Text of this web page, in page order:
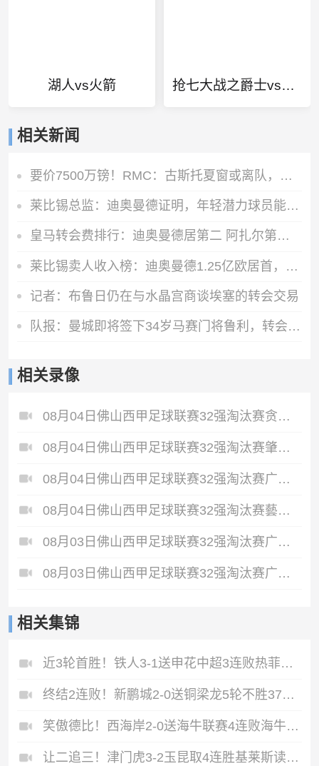
湖人vs火箭 抢七大战之爵士vs掘金
相关新闻
要价7500万镑！RMC：古斯托夏窗或离队，曼城不愿满足切尔西要价
莱比锡总监：迪奥曼德证明，年轻潜力球员能在我们这得到巨大提升
皇马转会费排行：迪奥曼德居第二 阿扎尔第三 C罗第五 齐达内第七
莱比锡卖人收入榜：迪奥曼德1.25亿欧居首，舍什科索博奥尔莫在列
记者：布鲁日仍在与水晶宫商谈埃塞的转会交易
队报：曼城即将签下34岁马赛门将鲁利，转会费350万欧元
相关录像
08月04日佛山西甲足球联赛32强淘汰赛贪玩游戏VS美的薪火全场录像
08月04日佛山西甲足球联赛32强淘汰赛肇庆恒骏成VS三七互娱全场录像
08月04日佛山西甲足球联赛32强淘汰赛广东西南建设VS香港圣徒全场录像
08月04日佛山西甲足球联赛32强淘汰赛藝品高國際VS湛江狂狼·粵辉能源全场录像
08月03日佛山西甲足球联赛32强淘汰赛广东客家青年VS广州英华思力U17全场录像
08月03日佛山西甲足球联赛32强淘汰赛广州蜀地红VS广州戴拿模全场录像
相关集锦
近3轮首胜！铁人3-1送申花中超3连败热菲尼奥双响邦本宜裕传射
终结2连败！新鹏城2-0送铜梁龙5轮不胜37岁姜至鹏破门韦斯利建功
笑傲德比！西海岸2-0送海牛联赛4连败海牛仍垫底西海岸升至第二
让二追三！津门虎3-2玉昆取4连胜基莱斯读秒绝杀萨尔瓦多破门